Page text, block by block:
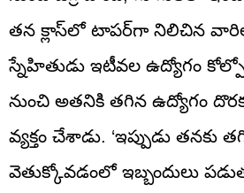
తన క్లాస్‌లో టాపర్‌గా నిలిచిన
స్నేహితుడు ఇటీవల ఉద్యోగం
నుంచి అతనికి తగిన ఉద్యోగం
వ్యక్తం చేశాడు. ‘ఇప్పుడు తనకు
వెతుక్కోవడంలో ఇబ్బందులు